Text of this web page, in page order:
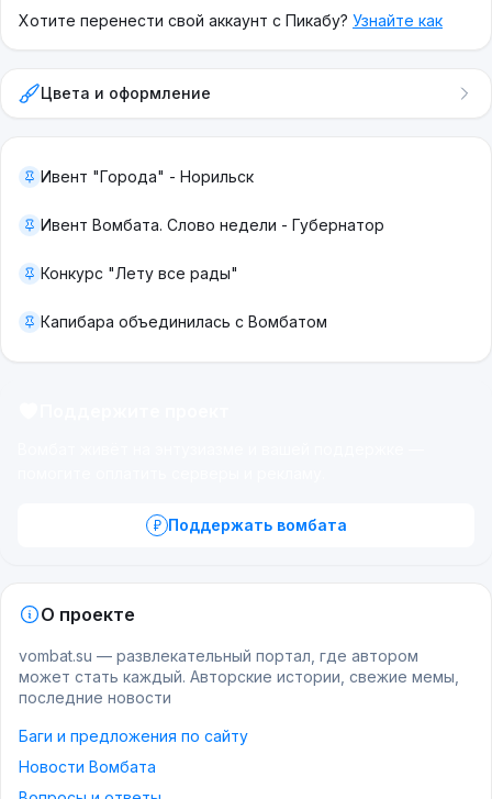
Хотите перенести свой аккаунт с Пикабу? Узнайте как
Цвета и оформление
Ивент "Города" - Норильск
Ивент Вомбата. Слово недели - Губернатор
Конкурс "Лету все рады"
Капибара объединилась с Вомбатом
Поддержать вомбата
О проекте
vombat.su — развлекательный портал, где автором
может стать каждый. Авторские истории, свежие мемы,
последние новости
Баги и предложения по сайту
Новости Вомбата